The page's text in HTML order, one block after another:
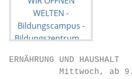
ERNÄHRUNG UND HAUSHALT
Mittwoch, ab